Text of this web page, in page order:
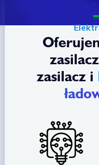
zasilacz i